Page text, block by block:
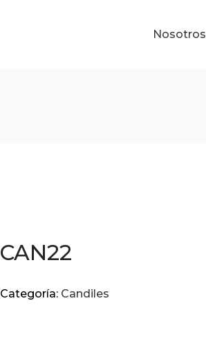
Nosotros
CAN22
Categoría: Candiles